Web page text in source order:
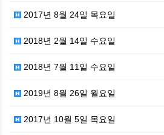
2017년 8월 24일 목요일
2018년 2월 14일 수요일
2018년 7월 11일 수요일
2019년 8월 26일 월요일
2017년 10월 5일 목요일